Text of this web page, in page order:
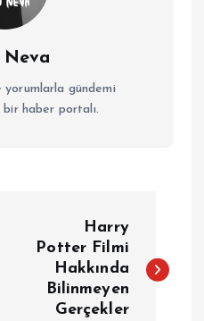
Neva
yorumlarla gündemi
haber portalı.
Harry
Potter Filmi
Hakkında
Bilinmeyen
Gerçekler